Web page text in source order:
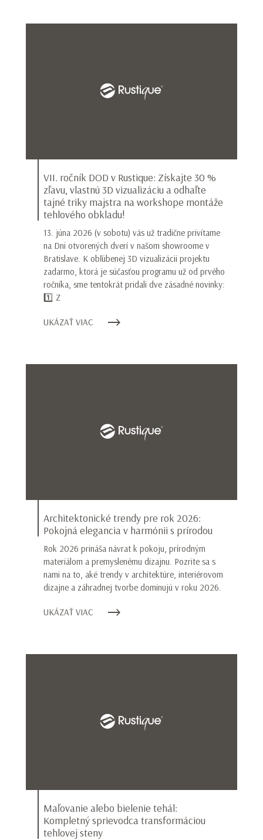
VII. ročník DOD v Rustique: Získajte 30 %
zľavu, vlastnú 3D vizualizáciu a odhaľte
tajné triky majstra na workshope montáže
tehlového obkladu!
13. júna 2026 (v sobotu) vás už tradične privítame
na Dni otvorených dverí v našom showroome v
Bratislave. K obľúbenej 3D vizualizácii projektu
zadarmo, ktorá je súčasťou programu už od prvého
ročníka, sme tentokrát pridali dve zásadné novinky:
1️⃣ Z
UKÁZAŤ VIAC
Architektonické trendy pre rok 2026:
Pokojná elegancia v harmónii s prírodou
Rok 2026 prináša návrat k pokoju, prírodným
materiálom a premyslenému dizajnu. Pozrite sa s
nami na to, aké trendy v architektúre, interiérovom
dizajne a záhradnej tvorbe dominujú v roku 2026.
UKÁZAŤ VIAC
Maľovanie alebo bielenie tehál:
Kompletný sprievodca transformáciou
tehlovej steny